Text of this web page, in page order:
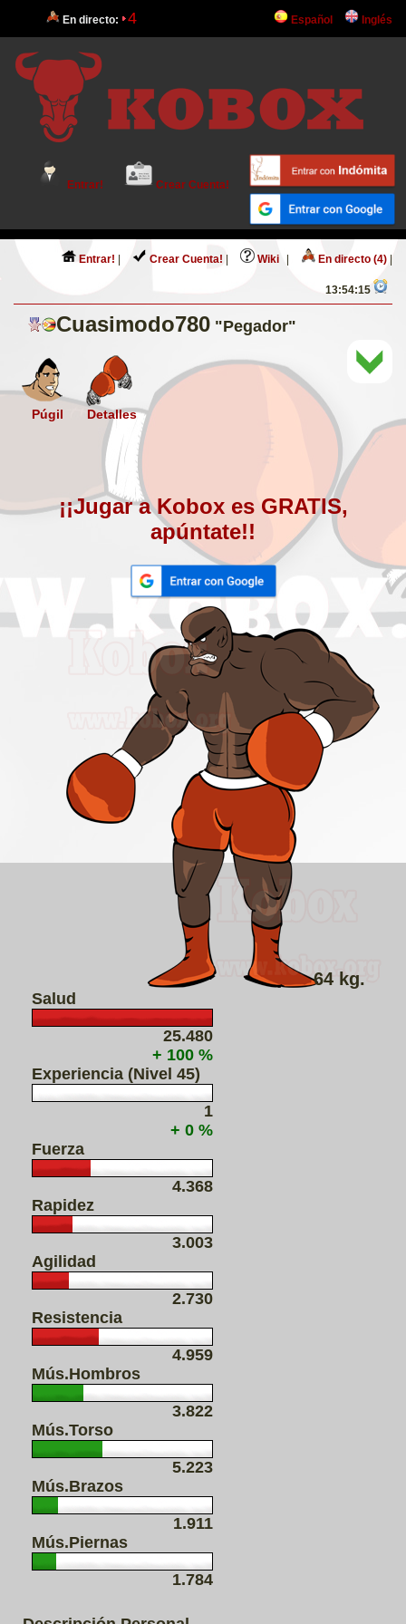
En directo: 4 Español Inglés
Entrar! Crear Cuenta!
Entrar! Crear Cuenta! Wiki En directo (4)
13:54:15
Cuasimodo780 "Pegador"
Púgil Detalles
¡¡Jugar a Kobox es GRATIS,
apúntate!!
64 kg.
Salud
25.480
+ 100 %
Experiencia (Nivel 45)
1
+ 0 %
Fuerza
4.368
Rapidez
3.003
Agilidad
2.730
Resistencia
4.959
Mús.Hombros
3.822
Mús.Torso
5.223
Mús.Brazos
1.911
Mús.Piernas
1.784